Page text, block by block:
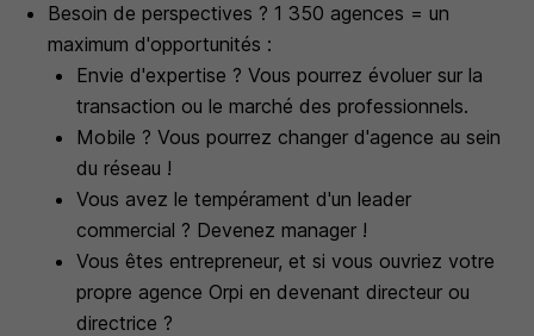
Besoin de perspectives ? 1 350 agences = un
maximum d'opportunités :
Envie d'expertise ? Vous pourrez évoluer sur la
transaction ou le marché des professionnels.
Mobile ? Vous pourrez changer d'agence au sein
du réseau !
Vous avez le tempérament d'un leader
commercial ? Devenez manager !
Vous êtes entrepreneur, et si vous ouvriez votre
propre agence Orpi en devenant directeur ou
directrice ?